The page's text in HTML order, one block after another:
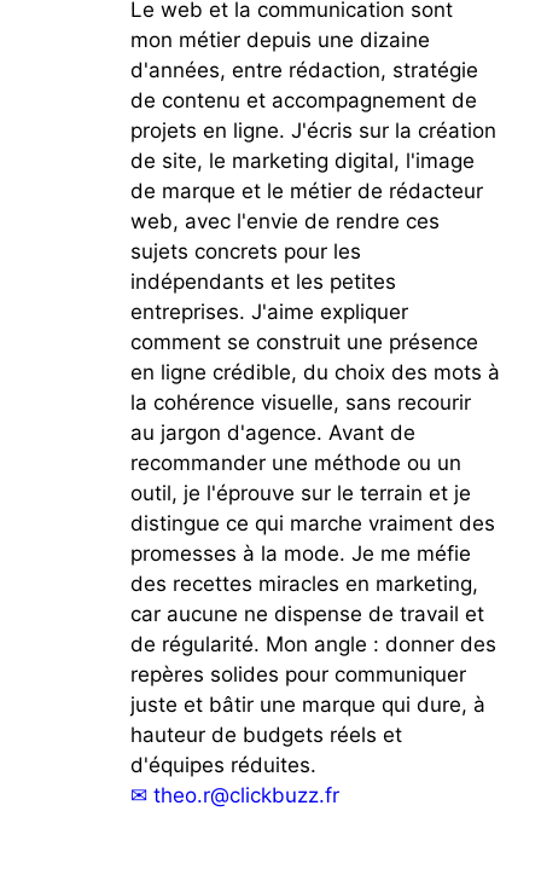
Le web et la communication sont
mon métier depuis une dizaine
d'années, entre rédaction, stratégie
de contenu et accompagnement de
projets en ligne. J'écris sur la création
de site, le marketing digital, l'image
de marque et le métier de rédacteur
web, avec l'envie de rendre ces
sujets concrets pour les
indépendants et les petites
entreprises. J'aime expliquer
comment se construit une présence
en ligne crédible, du choix des mots à
la cohérence visuelle, sans recourir
au jargon d'agence. Avant de
recommander une méthode ou un
outil, je l'éprouve sur le terrain et je
distingue ce qui marche vraiment des
promesses à la mode. Je me méfie
des recettes miracles en marketing,
car aucune ne dispense de travail et
de régularité. Mon angle : donner des
repères solides pour communiquer
juste et bâtir une marque qui dure, à
hauteur de budgets réels et
d'équipes réduites.
✉ theo.r@clickbuzz.fr